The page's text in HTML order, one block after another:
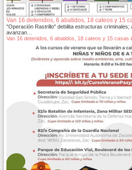
Van 16 detenidos, 6 abatidos, 18 cateos y 15
"Operación Rastrillo" debilita estructuras criminales;
avanzan…
Van 16 detenidos, 6 abatidos, 18 cateos y 15 casas